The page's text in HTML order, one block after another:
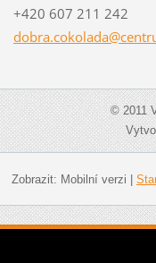
+420 607 211 242
dobra.cokolada@c
© 2011
Zobrazit: Mobilní verzi